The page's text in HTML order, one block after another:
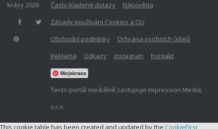
Často kladené dotazy
Nápověda
Zásady používání Cookies a OU
Obchodní podmínky
Ochrana osobních údajů
Reklama
Odkazy Instagram Kontakt
Mojekrasa
Tento portál mediálně zastupuje Impression Media,
s.r.o.
krásy 2026